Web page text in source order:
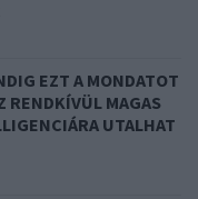
EZT A MONDATOT
RENDKÍVÜL MAGAS
UTALHAT